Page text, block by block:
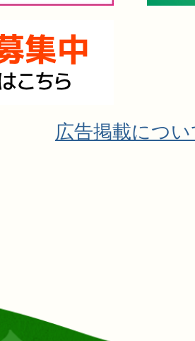
広告掲載につ